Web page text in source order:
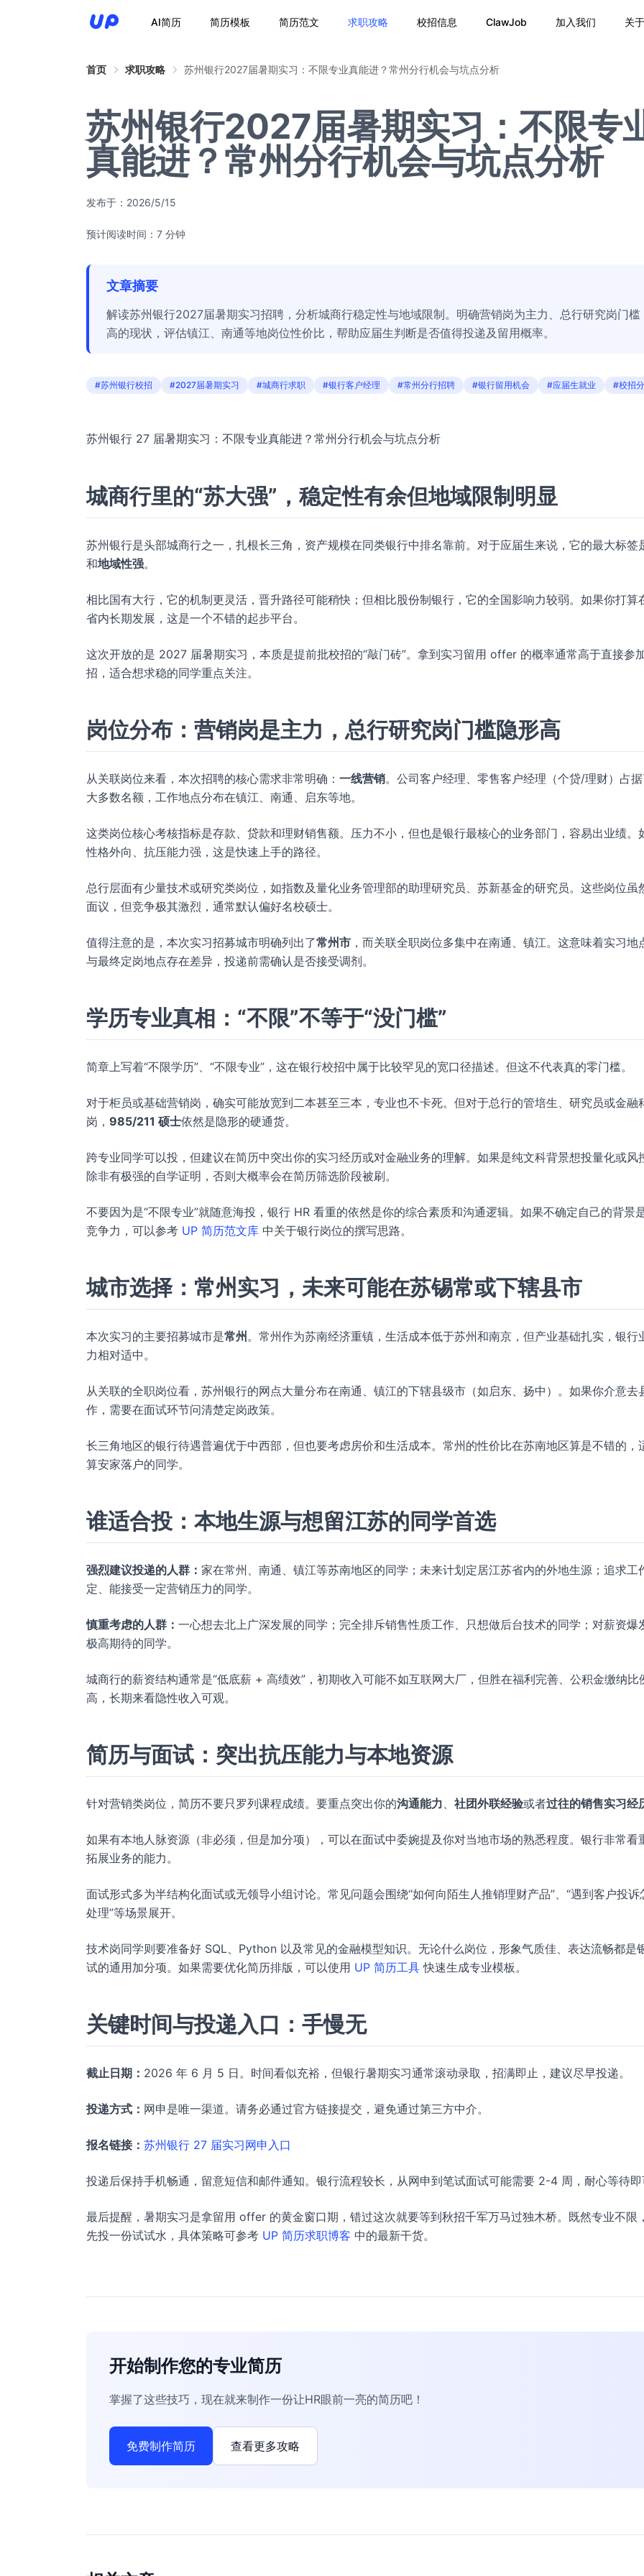
AI简历 简历模板 简历范文 求职攻略 校招信息 ClawJob 加入我们 关
首页 求职攻略 苏州银行2027届暑期实习：不限专业真能进？常州分行机会与坑点分析
苏州银行2027届暑期实习：不限专
真能进？常州分行机会与坑点分析
发布于： 2026/5/15
预计阅读时间：7 分钟
文章摘要
解读苏州银行2027届暑期实习招聘，分析城商行稳定性与地域限制。明确营销岗为主力、总行研究岗门槛
高的现状，评估镇江、南通等地岗位性价比，帮助应届生判断是否值得投递及留用概率。
#苏州银行校招 #2027届暑期实习 #城商行求职 #银行客户经理 #常州分行招聘 #银行留用机会 #应届生就业 #校招
苏州银行 27 届暑期实习：不限专业真能进？常州分行机会与坑点分析
城商行里的“苏大强”，稳定性有余但地域限制明显
苏州银行是头部城商行之一，扎根长三角，资产规模在同类银行中排名靠前。对于应届生来说，它的最大标签
和地域性强。
相比国有大行，它的机制更灵活，晋升路径可能稍快；但相比股份制银行，它的全国影响力较弱。如果你打算
省内长期发展，这是一个不错的起步平台。
这次开放的是 2027 届暑期实习，本质是提前批校招的“敲门砖”。拿到实习留用 offer 的概率通常高于直接参
招，适合想求稳的同学重点关注。
岗位分布：营销岗是主力，总行研究岗门槛隐形高
从关联岗位来看，本次招聘的核心需求非常明确： 一线营销。公司客户经理、零售客户经理（个贷/理财）占
大多数名额，工作地点分布在镇江、南通、启东等地。
这类岗位核心考核指标是存款、贷款和理财销售额。压力不小，但也是银行最核心的业务部门，容易出业绩。
性格外向、抗压能力强，这是快速上手的路径。
总行层面有少量技术或研究类岗位，如指数及量化业务管理部的助理研究员、苏新基金的研究员。这些岗位虽
面议，但竞争极其激烈，通常默认偏好名校硕士。
值得注意的是，本次实习招募城市明确列出了常州市 ，而关联全职岗位多集中在南通、镇江。这意味着实习地
与最终定岗地点存在差异，投递前需确认是否接受调剂。
学历专业真相：“不限”不等于“没门槛”
简章上写着“不限学历”、“不限专业”，这在银行校招中属于比较罕见的宽口径描述。但这不代表真的零门槛。
对于柜员或基础营销岗，确实可能放宽到二本甚至三本，专业也不卡死。但对于总行的管培生、研究员或金融
岗， 985/211 硕士依然是隐形的硬通货。
跨专业同学可以投，但建议在简历中突出你的实习经历或对金融业务的理解。如果是纯文科背景想投量化或风
除非有极强的自学证明，否则大概率会在简历筛选阶段被刷。
不要因为是“不限专业”就随意海投，银行 HR 看重的依然是你的综合素质和沟通逻辑。如果不确定自己的背景
竞争力，可以参考 UP 简历范文库 中关于银行岗位的撰写思路。
城市选择：常州实习，未来可能在苏锡常或下辖县市
本次实习的主要招募城市是常州 。常州作为苏南经济重镇，生活成本低于苏州和南京，但产业基础扎实，银行
力相对适中。
从关联的全职岗位看，苏州银行的网点大量分布在南通、镇江的下辖县级市（如启东、扬中）。如果你介意去
作，需要在面试环节问清楚定岗政策。
长三角地区的银行待遇普遍优于中西部，但也要考虑房价和生活成本。常州的性价比在苏南地区算是不错的，
算安家落户的同学。
谁适合投：本地生源与想留江苏的同学首选
强烈建议投递的人群： 家在常州、南通、镇江等苏南地区的同学；未来计划定居江苏省内的外地生源；追求工
定、能接受一定营销压力的同学。
慎重考虑的人群： 一心想去北上广深发展的同学；完全排斥销售性质工作、只想做后台技术的同学；对薪资爆
极高期待的同学。
城商行的薪资结构通常是“低底薪 + 高绩效”，初期收入可能不如互联网大厂，但胜在福利完善、公积金缴纳比
高，长期来看隐性收入可观。
简历与面试：突出抗压能力与本地资源
针对营销类岗位，简历不要只罗列课程成绩。要重点突出你的沟通能力、 社团外联经验或者过往的销售实习经
如果有本地人脉资源（非必须，但是加分项），可以在面试中委婉提及你对当地市场的熟悉程度。银行非常看
拓展业务的能力。
面试形式多为半结构化面试或无领导小组讨论。常见问题会围绕“如何向陌生人推销理财产品”、“遇到客户投诉
处理”等场景展开。
技术岗同学则要准备好 SQL、Python 以及常见的金融模型知识。无论什么岗位，形象气质佳、表达流畅都是
试的通用加分项。如果需要优化简历排版，可以使用 UP 简历工具 快速生成专业模板。
关键时间与投递入口：手慢无
截止日期： 2026 年 6 月 5 日。时间看似充裕，但银行暑期实习通常滚动录取，招满即止，建议尽早投递。
投递方式： 网申是唯一渠道。请务必通过官方链接提交，避免通过第三方中介。
报名链接： 苏州银行 27 届实习网申入口
投递后保持手机畅通，留意短信和邮件通知。银行流程较长，从网申到笔试面试可能需要 2-4 周，耐心等待即
最后提醒，暑期实习是拿留用 offer 的黄金窗口期，错过这次就要等到秋招千军万马过独木桥。既然专业不限
先投一份试试水，具体策略可参考 UP 简历求职博客 中的最新干货。
开始制作您的专业简历
掌握了这些技巧，现在就来制作一份让HR眼前一亮的简历吧！
免费制作简历 查看更多攻略